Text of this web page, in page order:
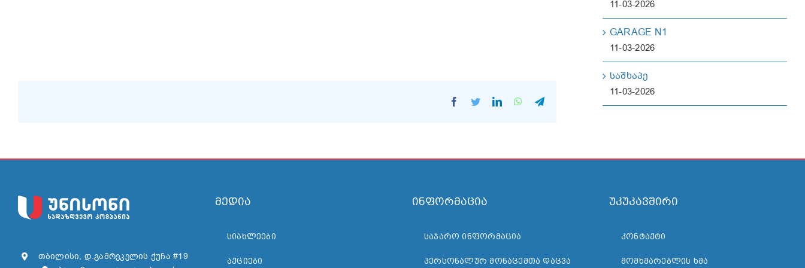
Facebook
TwitterLinkedInWhatsAppTelegram
11-03-2026
GARAGE N1
11-03-2026
საშხაპე
11-03-2026
თბილისი, დ.გამრეკელის ქუჩა #19
მედია
ᲡᲘᲐᲮᲚᲔᲔᲑᲘ
ᲐᲥᲪᲘᲔᲑᲘ
ინფორმაცია
ᲡᲐᲯᲐᲠᲝ ᲘᲜᲤᲝᲠᲛᲐᲪᲘᲐ
ᲞᲔᲠᲡᲝᲜᲐᲚᲣᲠ ᲛᲝᲜᲐᲪᲔᲛᲗᲐ ᲓᲐᲪᲕᲐ
უკუკავშირი
ᲙᲝᲜᲢᲐᲥᲢᲘ
ᲛᲝᲛᲮᲛᲐᲠᲔᲑᲚᲘᲡ ᲮᲛᲐ